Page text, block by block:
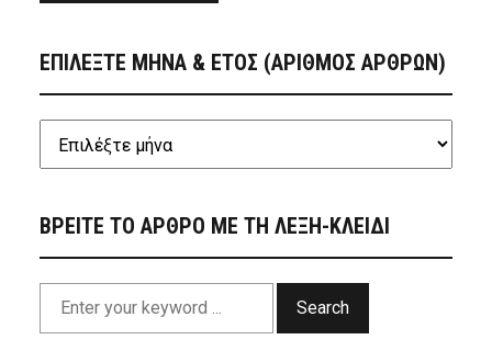
ΕΠΙΛΕΞΤΕ ΜΗΝΑ & ΕΤΟΣ (ΑΡΙΘΜΟΣ ΑΡΘΡΩΝ)
ΒΡΕΙΤΕ ΤΟ ΑΡΘΡΟ ΜΕ ΤΗ ΛΕΞΗ-ΚΛΕΙΔΙ
Search